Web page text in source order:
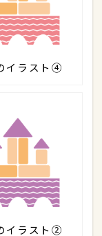
イラスト④
イラスト②